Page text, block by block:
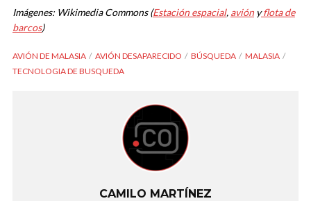
Imágenes: Wikimedia Commons (Estación espacial, aviónyflota de
barcos)
AVIÓN DE MALASIA AVIÓN DESAPARECIDO BÚSQUEDA
MALASIA
TECNOLOGIA DE BUSQUEDA
CAMILO MARTÍNEZ